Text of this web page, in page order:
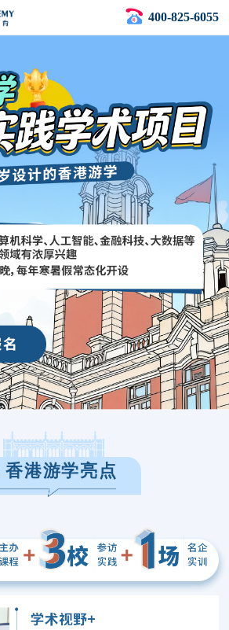
400-825-6055
香港游学亮点